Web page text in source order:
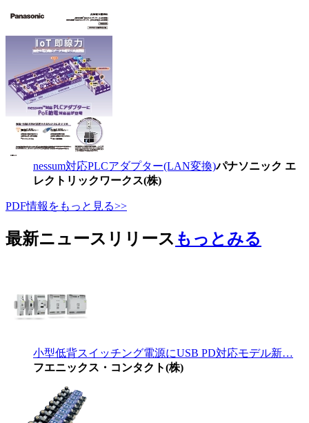
nessum対応PLCアダプター(LAN変換)パナソニック エ
レクトリックワークス(株)
PDF情報をもっと見る>>
最新ニュースリリース もっとみる
小型低背スイッチング電源にUSB PD対応モデル新…
フエニックス・コンタクト(株)